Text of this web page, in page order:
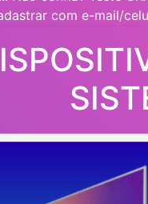
com e-mail/